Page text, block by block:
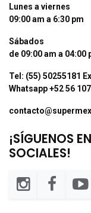
Lunes a viernes
09:00 am a 6:30 pm
Sábados
de 09:00 am a 04:00
Tel: (55) 50255181
Whatsapp +52 56
¡SÍGUENOS
SOCIALES!